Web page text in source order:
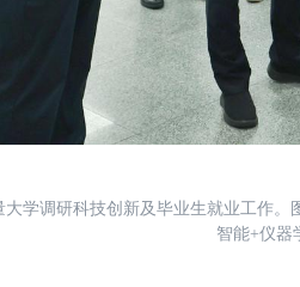
学调研科技创新及毕业生就业工作
智能+仪器